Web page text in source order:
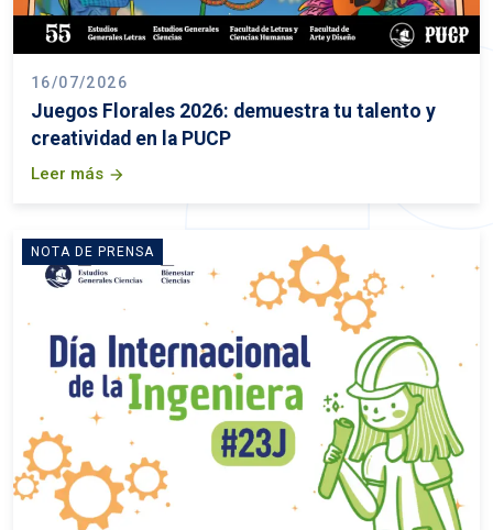
16/07/2026
Juegos Florales 2026: demuestra tu talento y
creatividad en la PUCP
Leer más arrow_forward
NOTA DE PRENSA